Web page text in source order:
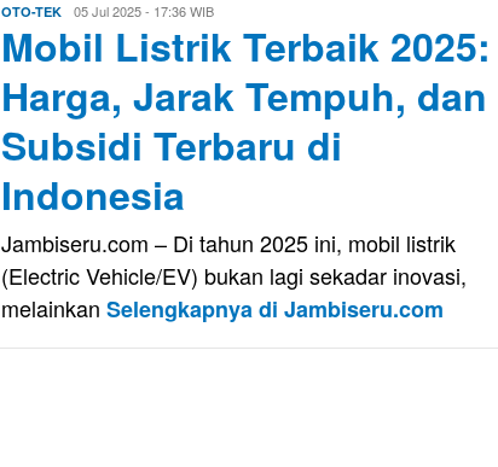
OTO-TEK Aris
05 Jul 2025 - 17:36 WIB
Mobil Listrik Terbaik 2025:
Harga, Jarak Tempuh, dan
Subsidi Terbaru di
Indonesia
Jambiseru.com – Di tahun 2025 ini, mobil listrik
(Electric Vehicle/EV) bukan lagi sekadar inovasi,
melainkan Selengkapnya di Jambiseru.com